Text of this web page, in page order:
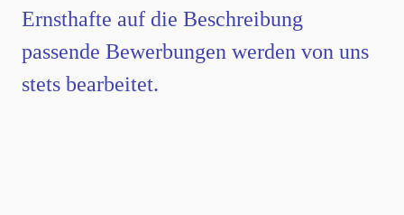
Ernsthafte auf die Beschreibung
passende Bewerbungen werden von uns
stets bearbeitet.